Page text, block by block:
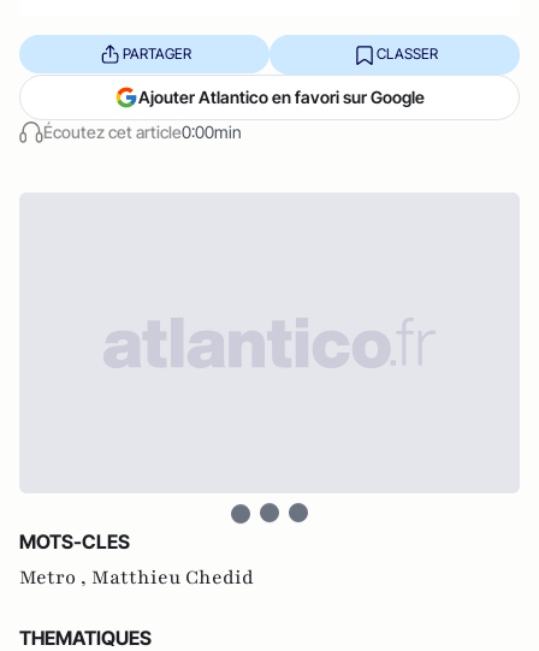
Écoutez cet article0:00min
PARTAGER CLASSER
Ajouter Atlantico en favori sur Google
MOTS-CLES
Metro , Matthieu Chedid
THEMATIQUES